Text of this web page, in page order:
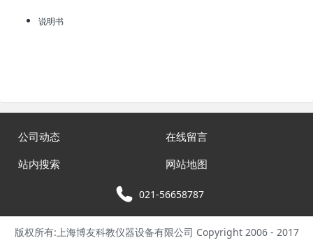
说明书
公司动态
在线留言
站内搜索
网站地图
021-56658787
版权所有:上海博友科教仪器设备有限公司 Copyright 2006 - 2017